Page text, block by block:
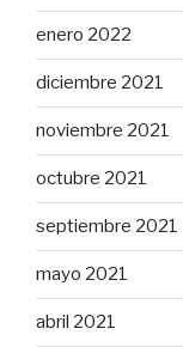
enero 2022
diciembre 2021
noviembre 2021
octubre 2021
septiembre 2021
mayo 2021
abril 2021